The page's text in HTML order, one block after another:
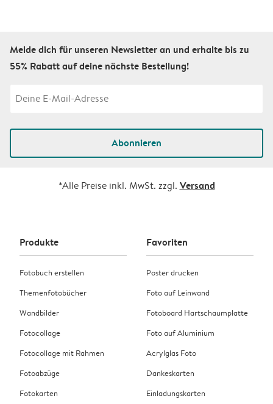
Melde dich für unseren Newsletter an und erhalte bis zu
55% Rabatt auf deine nächste Bestellung!
Abonnieren
*Alle Preise inkl. MwSt. zzgl. Versand
Produkte
Fotobuch erstellen
Themenfotobücher
Wandbilder
Fotocollage
Fotocollage mit Rahmen
Fotoabzüge
Fotokarten
Favoriten
Poster drucken
Foto auf Leinwand
Fotoboard Hartschaumplatte
Foto auf Aluminium
Acrylglas Foto
Dankeskarten
Einladungskarten